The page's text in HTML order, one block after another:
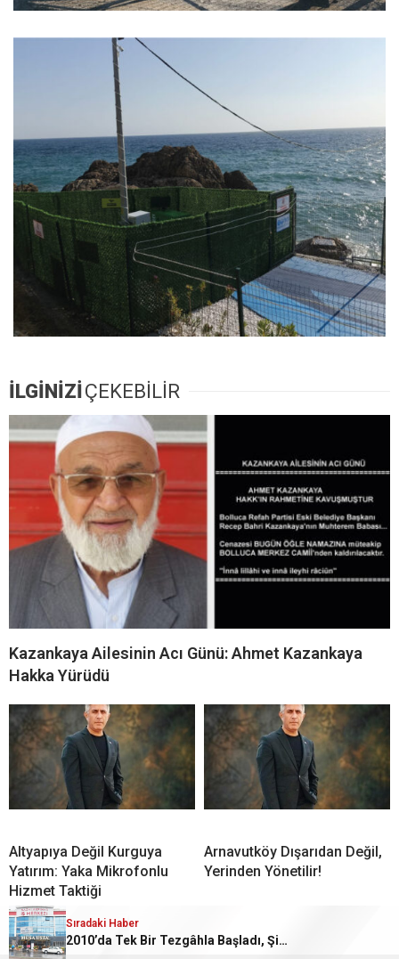
İLGİNİZİÇEKEBİLİR
Kazankaya Ailesinin Acı Günü: Ahmet Kazankaya
Hakka Yürüdü
Altyapıya Değil Kurguya
Yatırım: Yaka Mikrofonlu
Hizmet Taktiği
Arnavutköy Dışarıdan Değil,
Yerinden Yönetilir!
Sıradaki Haber
2010’da Tek Bir Tezgâhla Başladı, Şimdi Türkiye’nin Dürüm Markası Olmaya Hazırlanıyor!